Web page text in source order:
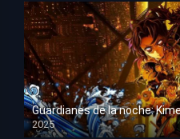
2025
HD 1080p